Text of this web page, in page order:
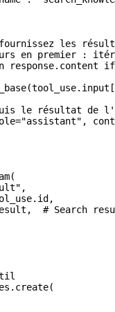
les
en premier :
response.content if
le résultat de
="assistant" ,
,
# Search